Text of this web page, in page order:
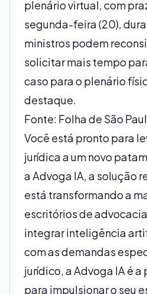
plenário virtual, com
segunda-feira (20),
ministros podem
solicitar mais tempo
caso para o plenário
destaque.
Fonte: Folha de São
Você está pronto para
jurídica a um novo
a Advoga IA, a solução
está transformando a
escritórios de
integrar inteligência
com as demandas
jurídico, a Advoga IA é
para impulsionar o seu